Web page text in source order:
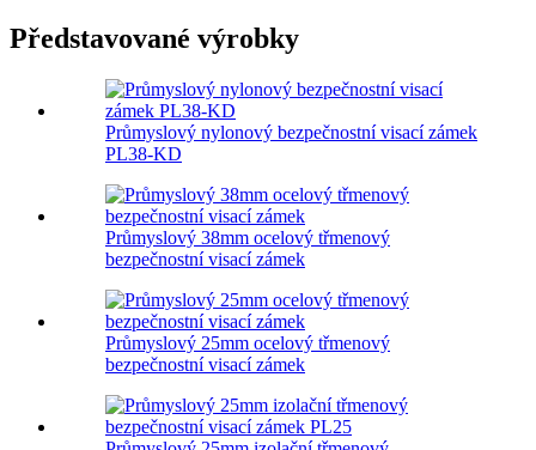
Představované výrobky
Průmyslový nylonový bezpečnostní visací zámek
PL38-KD
Průmyslový 38mm ocelový třmenový
bezpečnostní visací zámek
Průmyslový 25mm ocelový třmenový
bezpečnostní visací zámek